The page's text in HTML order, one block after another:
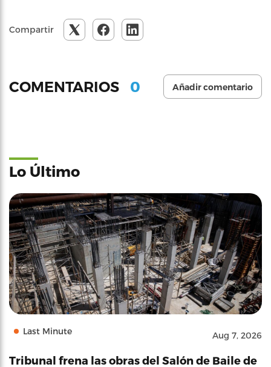
Compartir
COMENTARIOS 0 Añadir comentario
Lo Último
Last Minute Aug 7, 2026
Tribunal frena las obras del Salón de Baile de